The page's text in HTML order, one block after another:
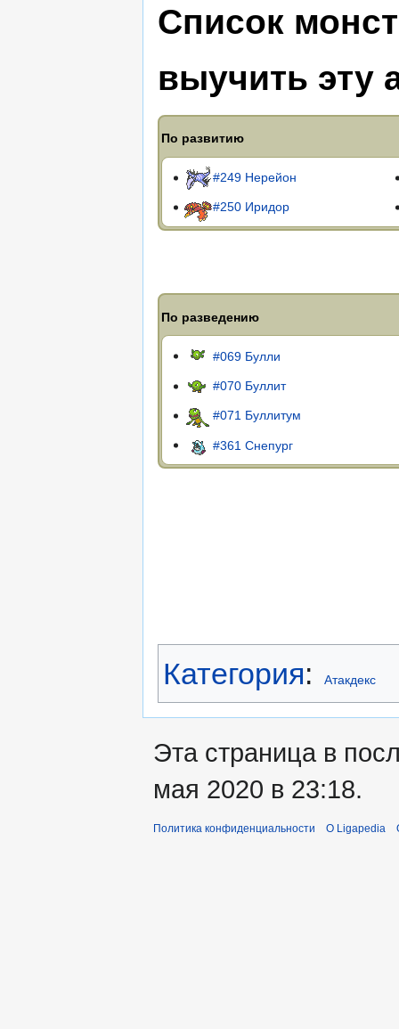
Список
выучить эту
По развитию
#249 Нерейон
#250 Иридор
По разведению
#069 Булли
#070 Буллит
#071 Буллитум
#361 Снепург
Категория: Атакдекс
Эта страница в
мая 2020 в 23:18.
Политика конфиденциальности О Ligapedia